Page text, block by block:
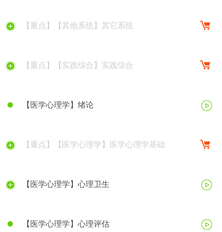
【重点】【其他系统】其它系统
【重点】【实践综合】实践综合
【医学心理学】绪论
【重点】【医学心理学】医学心理学基础
【医学心理学】心理卫生
【医学心理学】心理评估